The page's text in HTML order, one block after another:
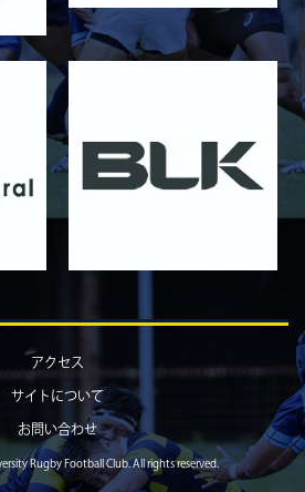
GALLERY
学
GALLERY
学Jr.Col.
GALLERY
学
GALLERY
GALLERY
学Jr.Col.
学
GALLERY
アクセス
サイトについて
お問い合わせ
Rugby Football Club. All rights reserved.